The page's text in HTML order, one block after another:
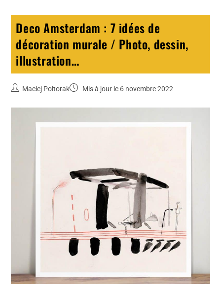
Deco Amsterdam : 7 idées de
décoration murale / Photo, dessin,
illustration…
Maciej Poltorak Mis à jour le 6 novembre 2022